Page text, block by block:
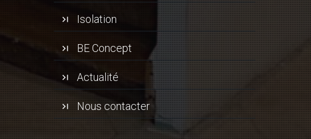
Isolation
BE Concept
Actualité
Nous contacter